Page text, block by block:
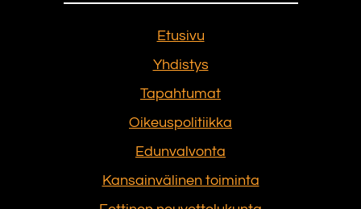
Etusivu
Yhdistys
Tapahtumat
Oikeuspolitiikka
Edunvalvonta
Kansainvälinen toiminta